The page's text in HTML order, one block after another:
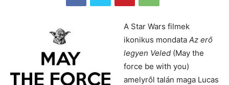
A Star Wars filmek
ikonikus mondata Az erő
legyen Veled (May the
force be with you)
amelyről talán maga Lucas